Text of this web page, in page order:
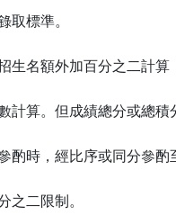
取標準。
生名額外加百分之二計算
計算。但成績總分或總積
酌時，經比序或同分參酌
之二限制。